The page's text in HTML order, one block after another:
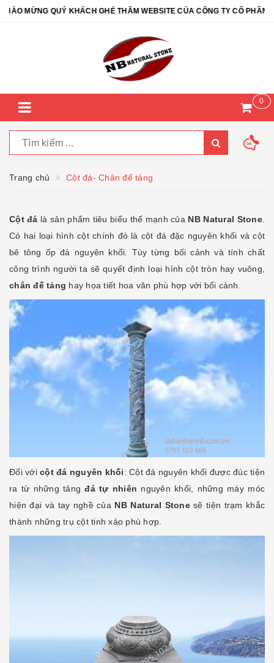
QUÝ KHÁCH GHÉ THĂM WEBSITE CỦA CÔNG TY CỔ PHẦN ĐÁ
0
Trang chủ Cột đá- Chân đế tảng
Cột đá là sản phẩm tiêu biểu thế mạnh của NB Natural Stone.
Có hai loại hình cột chính đó là cột đá đặc nguyên khối và cột
bê tông ốp đá nguyên khối. Tùy từng bối cảnh và tính chất
công trình người ta sẽ quyết định loại hình cột tròn hay vuông,
chân đế tảng hay họa tiết hoa văn phù hợp với bối cảnh.
Đối với cột đá nguyên khối: Cột đá nguyên khối được đúc tiện
ra từ những tảngđá tự nhiên nguyên khối, những máy móc
hiện đại và tay nghề củaNB Natural Stonesẽ tiện trạm khắc
thành những trụ cột tinh xảo phù hợp.